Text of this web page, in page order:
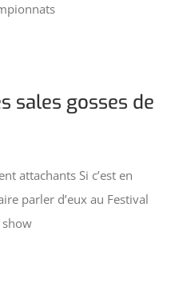
sales gosses de
attachants Si c’est en
parler d’eux au Festival
show